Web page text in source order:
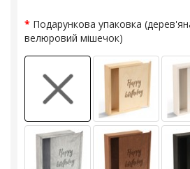
Подарункова упаковка
велюровий мішечок)